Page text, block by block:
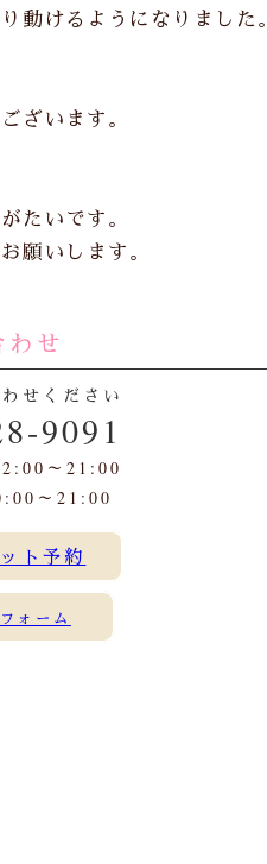
動けるようになりました。
ざいます。
たいです。
願いします。
わせ
せください
9091
～21:00
～21:00
ト予約
ォーム